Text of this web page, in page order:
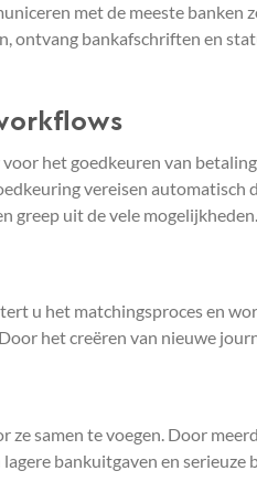
met de meeste
ontvang bankafschriften en
het goedkeuren van
vereisen
greep uit de vele mogelijkheden.
u het matchingsproces en
het creëren van nieuwe
samen te voegen. Door
bankuitgaven en serieuze